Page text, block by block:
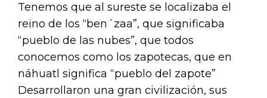
Tenemos que al sureste se localizaba el
reino de los “ben´zaa”, que significaba
“pueblo de las nubes”, que todos
conocemos como los zapotecas, que en
náhuatl significa “pueblo del zapote”
Desarrollaron una gran civilización, sus